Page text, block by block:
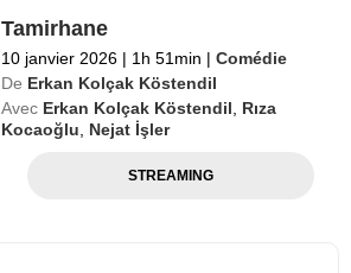
Tamirhane
10 janvier 2026 | 1h 51min | Comédie
De Erkan Kolçak Köstendil
Avec Erkan Kolçak Köstendil
Rıza
Kocaoğlu
Nejat İşler
STREAMING